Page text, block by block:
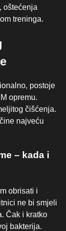
oštećenja
treninga.
postoje
opremu.
čišćenja.
najveću
– kada i
obrisati i
ne bi smjeli
Čak i kratko
bakterija.